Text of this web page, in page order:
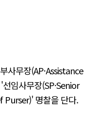
사무장(AP·Assistance
임사무장(SP·Senior
Purser)' 명찰을 단다.